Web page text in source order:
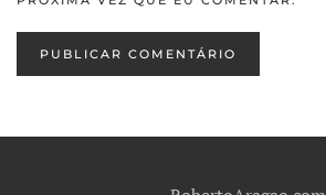
PUBLICAR COMENTÁRIO